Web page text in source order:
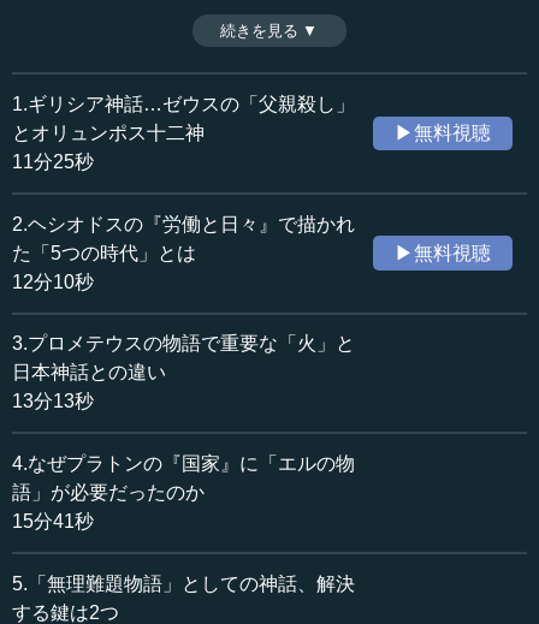
ある。ここではギリシア神話をゼウス以前と以後に分け、
ゼウス以前のギリシア神話のあらましを解説する。（全5話
中1話）
※インタビュアー：川上達史（テンミニッツTV編集長）
収録日：2022年3月29日
追加日：2022年8月18日
カテゴリー：
歴史・民族
≪全文≫
●「ゼウス以前」と「ゼウス以後」
シア神話のあらましについてお話を伺いたいと思います。
先生、どうぞよろしくお願いいたします。
鎌田 よろしくお願いします。
―― まずギリシア神話の総括的なあらすじですが、おお
よそどのような構造になっているのでしょうか。
鎌田 戦争は世界各地で起こっていますが、ギリシアの
神々の物語も戦争の物語、戦いの物語です。
続きを見る ▼
1.ギリシア神話…ゼウスの「父親殺し」
とオリュンポス十二神
11分25秒
▶無料視聴
2.ヘシオドスの『労働と日々』で描かれ
た「5つの時代」とは
12分10秒
▶無料視聴
3.プロメテウスの物語で重要な「火」と
日本神話との違い
13分13秒
4.なぜプラトンの『国家』に「エルの物
語」が必要だったのか
15分41秒
5.「無理難題物語」としての神話、解決
する鍵は2つ